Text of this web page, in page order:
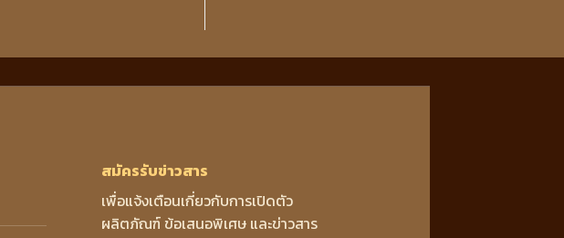
สมัครรับข่าวสาร
เพื่อแจ้งเตือนเกี่ยวกับการเปิดตัว
ผลิตภัณฑ์ ข้อเสนอพิเศษ และข่าวสาร